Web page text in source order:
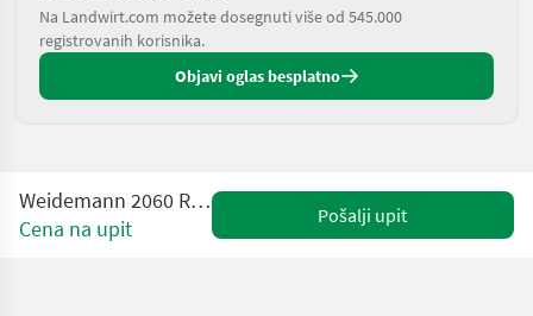
Na Landwirt.com možete dosegnuti više od 545.000
registrovanih korisnika.
Objavi oglas besplatno
Weidemann 2060 Radlader NEUHEIT
Cena na upit
Pošalji upit